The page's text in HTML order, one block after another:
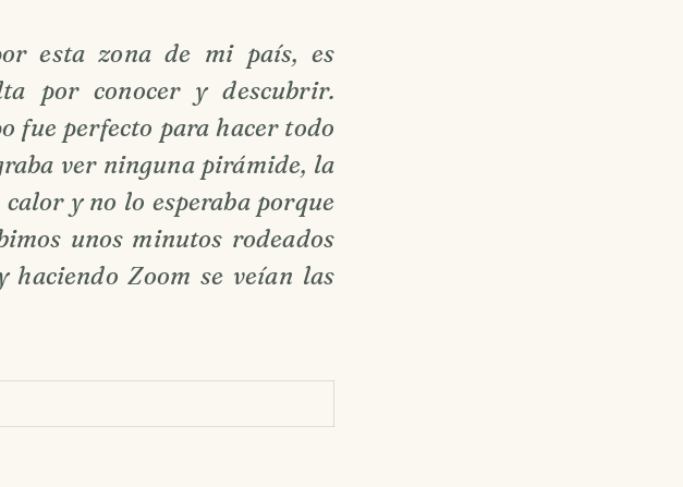
esta zona de mi país, es
por conocer y descubrir.
fue perfecto para hacer todo
ver ninguna pirámide, la
y no lo esperaba porque
unos minutos rodeados
haciendo Zoom se veían las